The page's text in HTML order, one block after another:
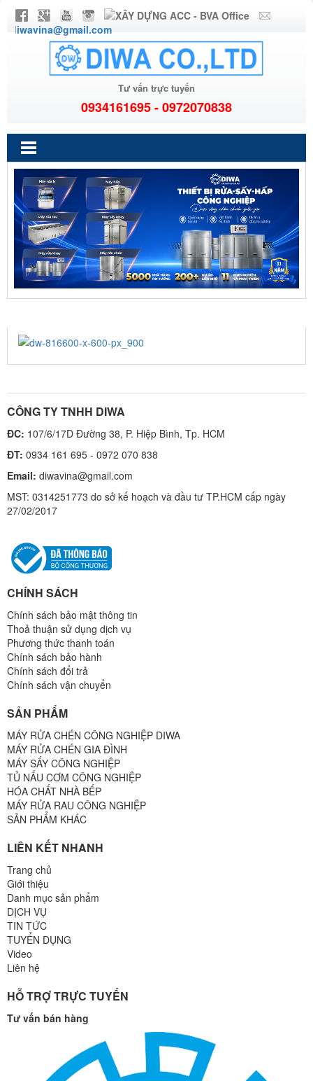
diwavina@gmail.com
Tư vấn trực tuyến
0934161695 - 0972070838
CÔNG TY TNHH DIWA
ĐC: 107/6/17D Đường 38, P. Hiệp Bình, Tp. HCM
ĐT: 0934 161 695 - 0972 070 838
Email: diwavina@gmail.com
MST: 0314251773 do sở kế hoạch và đầu tư TP.HCM cấp ngày
27/02/2017
CHÍNH SÁCH
Chính sách bảo mật thông tin
Thoả thuận sử dụng dịch vụ
Phương thức thanh toán
Chính sách bảo hành
Chính sách đổi trả
Chính sách vận chuyển
SẢN PHẨM
MÁY RỬA CHÉN CÔNG NGHIỆP DIWA
MÁY RỬA CHÉN GIA ĐÌNH
MÁY SẤY CÔNG NGHIỆP
TỦ NẤU CƠM CÔNG NGHIỆP
HÓA CHẤT NHÀ BẾP
MÁY RỬA RAU CÔNG NGHIỆP
SẢN PHẨM KHÁC
LIÊN KẾT NHANH
Trang chủ
Giới thiệu
Danh mục sản phẩm
DỊCH VỤ
TIN TỨC
TUYỂN DỤNG
Video
Liên hệ
HỖ TRỢ TRỰC TUYẾN
Tư vấn bán hàng